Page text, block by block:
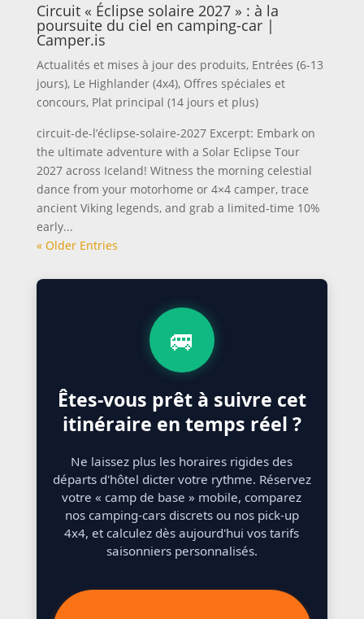
Circuit « Éclipse solaire 2027 » : à la
poursuite du ciel en camping-car |
Camper.is
Actualités et mises à jour des produits, Entrées (6-13
jours), Le Highlander (4x4), Offres spéciales et
concours, Plat principal (14 jours et plus)
circuit-de-l’éclipse-solaire-2027 Excerpt: Embark on
the ultimate adventure with a Solar Eclipse Tour
2027 across Iceland! Witness the morning celestial
dance from your motorhome or 4×4 camper, trace
ancient Viking legends, and grab a limited-time 10%
early...
« Older Entries
🚐
Êtes-vous prêt à suivre cet
itinéraire en temps réel ?
Ne laissez plus les horaires rigides des
départs d'hôtel dicter votre rythme. Réservez
votre « camp de base » mobile, comparez
nos camping-cars discrets ou nos pick-up
4x4, et calculez dès aujourd'hui vos tarifs
saisonniers personnalisés.